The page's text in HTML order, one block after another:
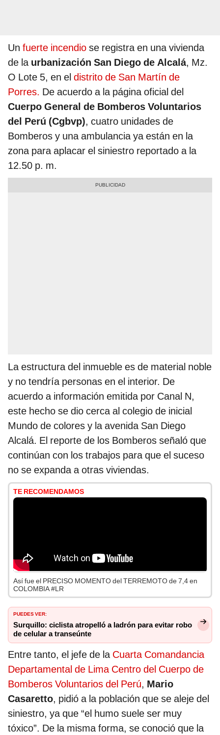
Un fuerte incendio se registra en una vivienda
de la urbanización San Diego de Alcalá, Mz.
O Lote 5, en el distrito de San Martín de
Porres. De acuerdo a la página oficial del
Cuerpo General de Bomberos Voluntarios
del Perú (Cgbvp), cuatro unidades de
Bomberos y una ambulancia ya están en la
zona para aplacar el siniestro reportado a la
12.50 p. m.
La estructura del inmueble es de material noble
y no tendría personas en el interior. De
acuerdo a información emitida por Canal N,
este hecho se dio cerca al colegio de inicial
Mundo de colores y la avenida San Diego
Alcalá. El reporte de los Bomberos señaló que
continúan con los trabajos para que el suceso
no se expanda a otras viviendas.
TE RECOMENDAMOS
Así fue el PRECISO MOMENTO del TERREMOTO de 7,4 en
COLOMBIA #LR
PUEDES VER:
Surquillo: ciclista atropelló a ladrón para evitar robo
de celular a transeúnte
Entre tanto, el jefe de la Cuarta Comandancia
Departamental de Lima Centro del Cuerpo de
Bomberos Voluntarios del Perú, Mario
Casaretto, pidió a la población que se aleje del
siniestro, ya que “el humo suele ser muy
tóxico”. De la misma forma, se conoció que la